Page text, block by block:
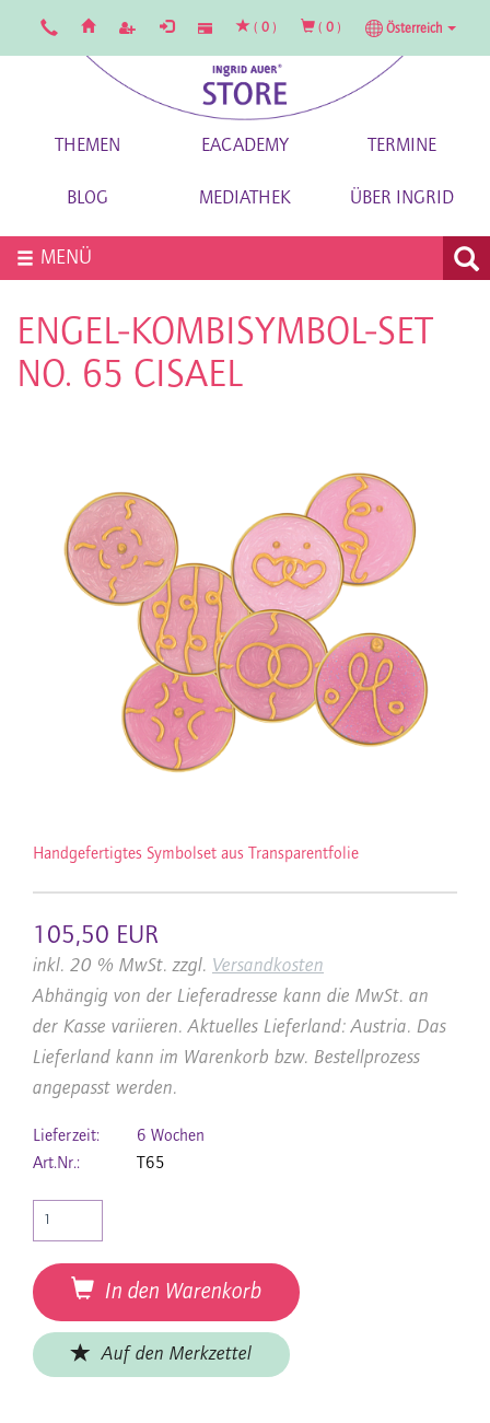
( 0 ) ( 0 ) Österreich
THEMEN EACADEMY TERMINE
BLOG MEDIATHEK ÜBER INGRID
MENÜ
ENGEL-KOMBISYMBOL-SET
NO. 65 CISAEL
Handgefertigtes Symbolset aus Transparentfolie
105,50 EUR
inkl. 20 % MwSt. zzgl. Versandkosten
Abhängig von der Lieferadresse kann die MwSt. an
der Kasse variieren. Aktuelles Lieferland: Austria. Das
Lieferland kann im Warenkorb bzw. Bestellprozess
angepasst werden.
Lieferzeit:
6 Wochen
Art.Nr.:
T65
In den Warenkorb
Auf den Merkzettel